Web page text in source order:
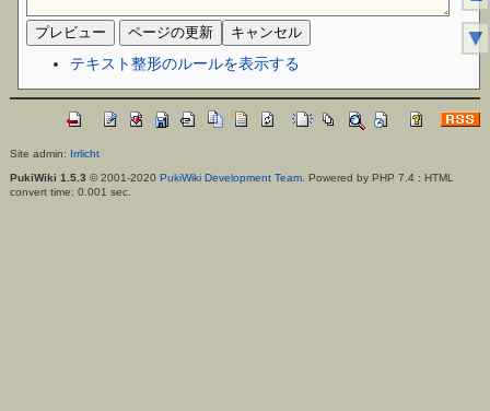
テキスト整形のルールを表示する
Site admin: Irrlicht
PukiWiki 1.5.3 © 2001-2020 PukiWiki Development Team. Powered by PHP 7.4 : HTML
convert time: 0.001 sec.
▼